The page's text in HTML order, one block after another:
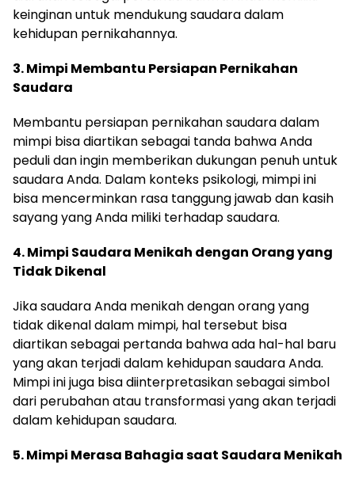
keinginan untuk mendukung saudara dalam
kehidupan pernikahannya.
3. Mimpi Membantu Persiapan Pernikahan
Saudara
Membantu persiapan pernikahan saudara dalam
mimpi bisa diartikan sebagai tanda bahwa Anda
peduli dan ingin memberikan dukungan penuh untuk
saudara Anda. Dalam konteks psikologi, mimpi ini
bisa mencerminkan rasa tanggung jawab dan kasih
sayang yang Anda miliki terhadap saudara.
4. Mimpi Saudara Menikah dengan Orang yang
Tidak Dikenal
Jika saudara Anda menikah dengan orang yang
tidak dikenal dalam mimpi, hal tersebut bisa
diartikan sebagai pertanda bahwa ada hal-hal baru
yang akan terjadi dalam kehidupan saudara Anda.
Mimpi ini juga bisa diinterpretasikan sebagai simbol
dari perubahan atau transformasi yang akan terjadi
dalam kehidupan saudara.
5. Mimpi Merasa Bahagia saat Saudara Menikah